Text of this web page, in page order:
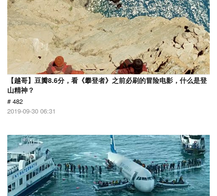
【越哥】豆瓣8.6分，看《攀登者》之前必刷的冒险电影，什么是登
山精神？
# 482
2019-09-30 06:31